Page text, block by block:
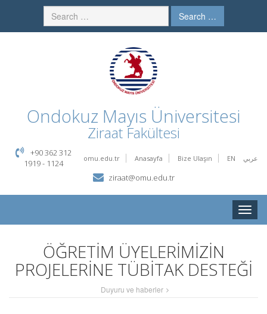
Search …
Ondokuz Mayıs Üniversitesi
Ziraat Fakültesi
omu.edu.tr Anasayfa Bize Ulaşın EN عربي
+90 362 312
1919 - 1124
ziraat@omu.edu.tr
Toggle
ÖĞRETİM ÜYELERİMİZİN
PROJELERİNE TÜBİTAK DESTEĞİ
Duyuru ve haberler